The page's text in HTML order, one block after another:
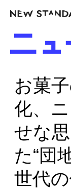
お菓
化、
せな
た“団
世代